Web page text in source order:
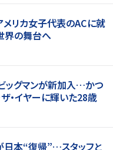
メリカ女子代表のACに就
の舞台へ
ッグマンが新加入…かつ
・イヤーに輝いた28歳
日本“復帰”…スタッフと